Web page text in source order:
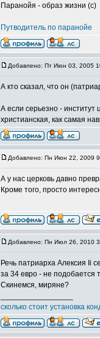
Паранойя - образ жизни (с)
Путводитель по паранойе
Добавлено: Пт Июн 03, 2005
А кто сказал, что он
А если серьезно -
христианская, как самая
Добавлено: Пн Июн 22, 2009
А у нас церковь давно
Кроме того, просто
Добавлено: Пн Июл 26, 2010
Речь патриарха Алексия Ii
за 34 евро - не подобается
Скинемся, миряне?
сколько стоит установка